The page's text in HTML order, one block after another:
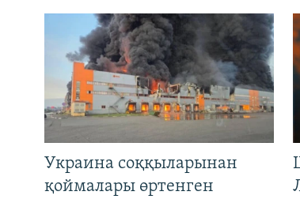
Украина соққыларынан
қоймалары өртенген